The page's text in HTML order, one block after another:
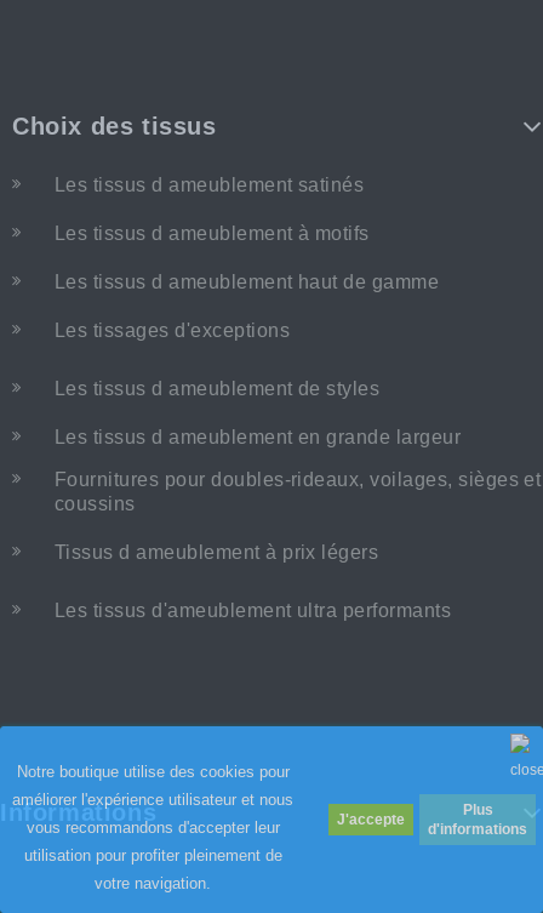
Notre boutique utilise des cookies pour
améliorer l'expérience utilisateur et nous
vous recommandons d'accepter leur
utilisation pour profiter pleinement de
votre navigation.
Plus
d'informations
Choix des tissus
Les tissus d ameublement satinés
Les tissus d ameublement à motifs
Les tissus d ameublement haut de gamme
Les tissages d'exceptions
Les tissus d ameublement de styles
Les tissus d ameublement en grande largeur
Fournitures pour doubles-rideaux, voilages, sièges et
coussins
Tissus d ameublement à prix légers
Les tissus d'ameublement ultra performants
Informations